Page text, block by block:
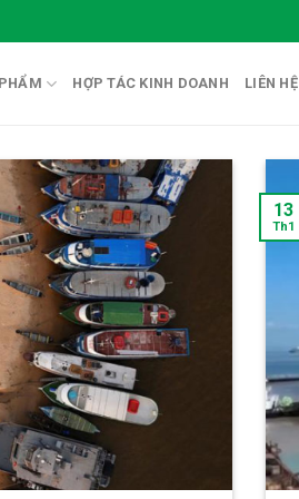
HỢP TÁC KINH DOANH LIÊN HỆ
13
Th1